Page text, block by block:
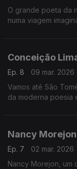
O grande poeta da
numa viagem
Conceição
Ep. 8
09 mar. 2026
Vamos até São
da moderna poesia
Nancy Morejon
Ep. 7
02 mar. 2026
Nancy Morejon, um